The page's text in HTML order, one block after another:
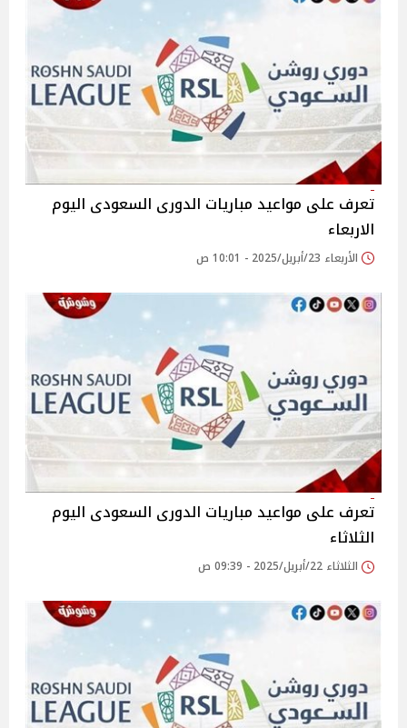
تعرف على مواعيد مباريات الدورى السعودى اليوم
الاربعاء
الأربعاء 23/أبريل/2025 - 10:01 ص
تعرف على مواعيد مباريات الدورى السعودى اليوم
الثلاثاء
الثلاثاء 22/أبريل/2025 - 09:39 ص